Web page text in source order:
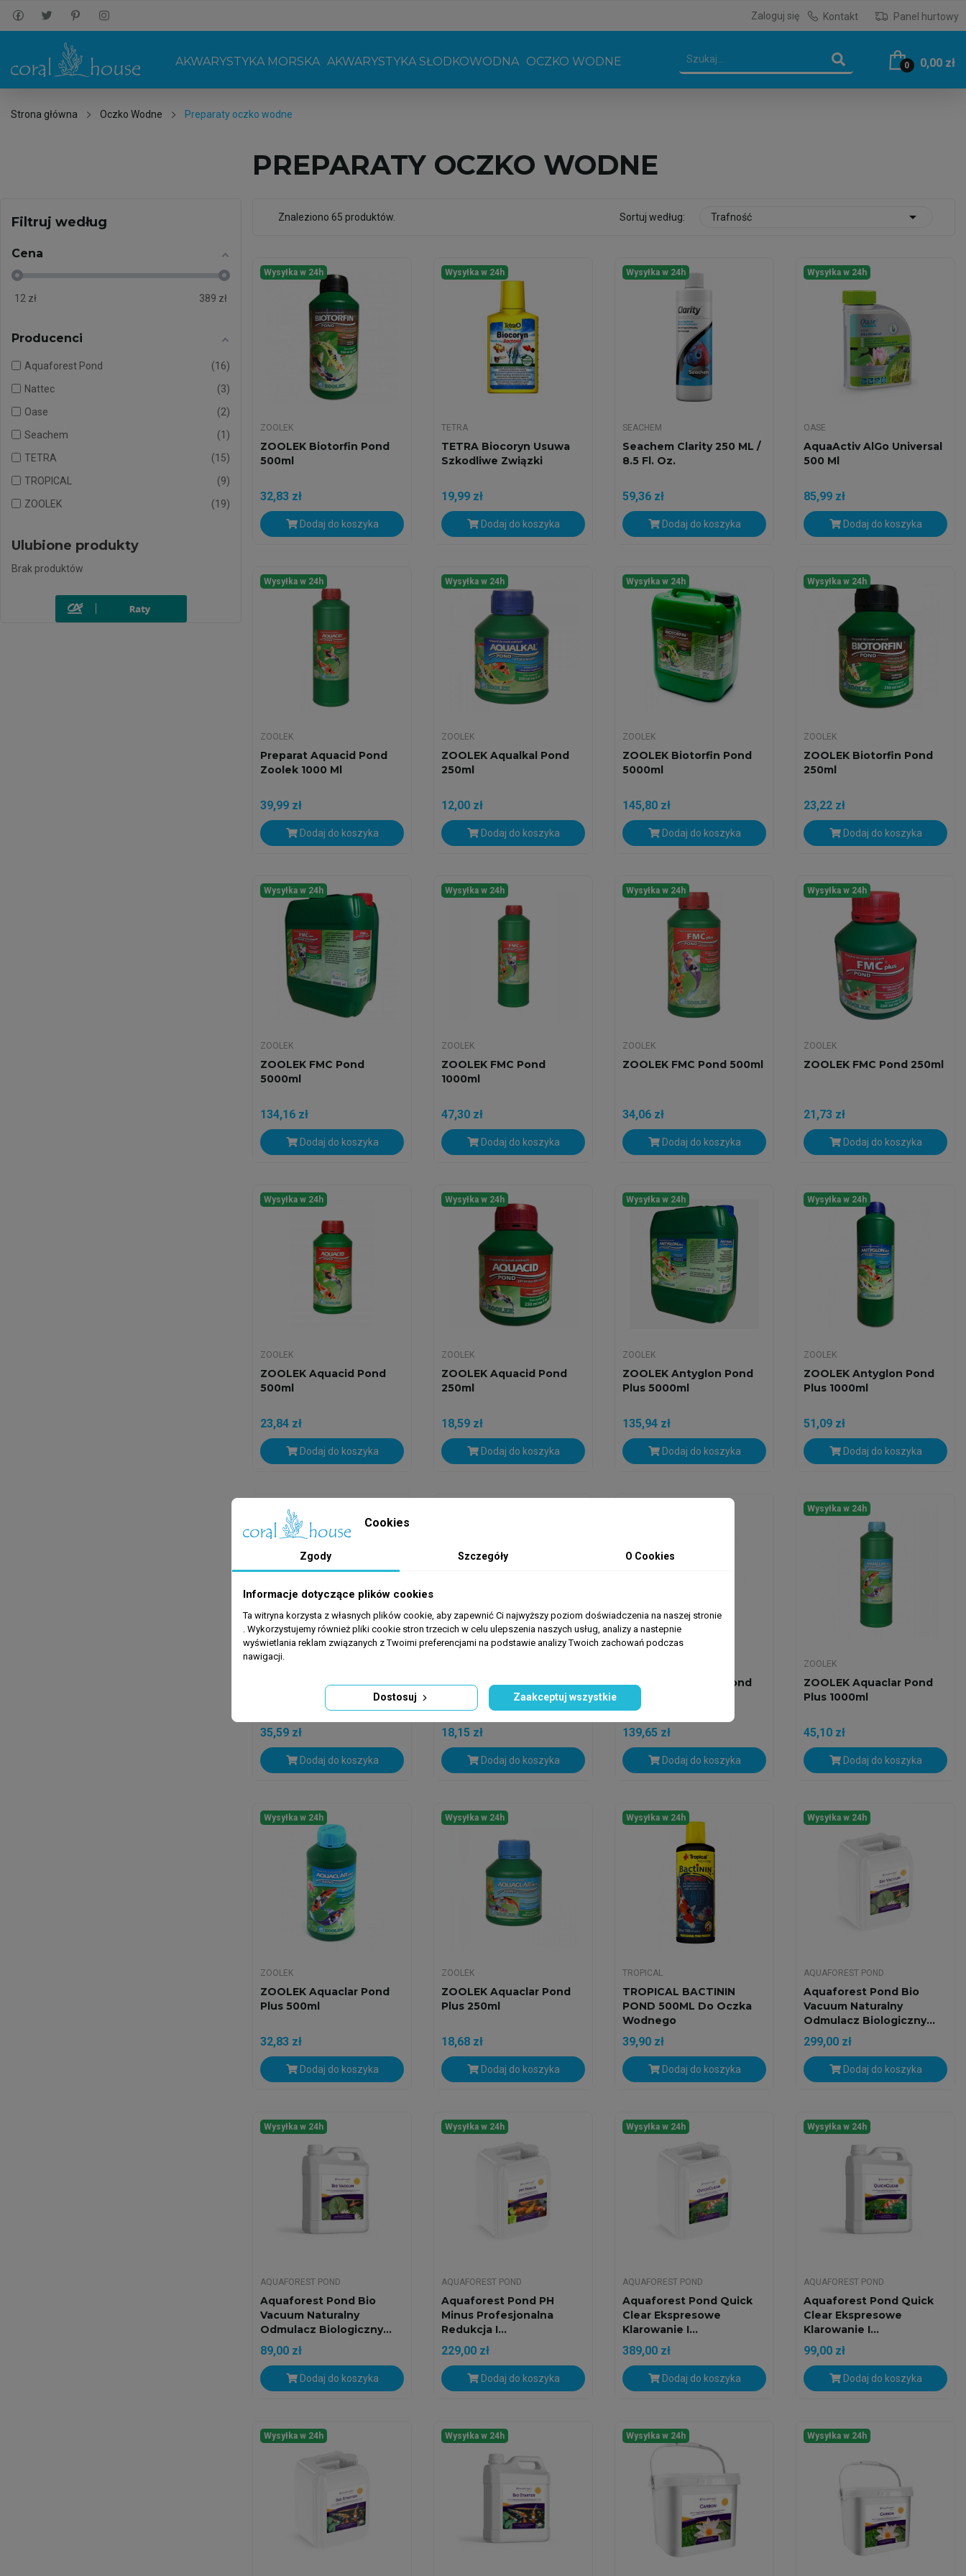
Zaloguj się Kontakt Panel hurtowy
AKWARYSTYKA MORSKA AKWARYSTYKA SŁODKOWODNA OCZKO WODNE 0 0,00 zł
Strona główna Oczko Wodne Preparaty oczko wodne
Filtruj według
Cena
12 zł 389 zł
Producenci
Aquaforest Pond
16
Nattec
3
Oase
2
Seachem
1
TETRA
15
TROPICAL
9
ZOOLEK
19
Ulubione produkty
Brak produktów
PREPARATY OCZKO WODNE
Znaleziono 65 produktów. Sortuj według: Trafność 
Wysyłka w 24h
ZOOLEK
ZOOLEK Biotorfin Pond
500ml
32,83 zł
Dodaj do koszyka
Wysyłka w 24h
TETRA
TETRA Biocoryn Usuwa
Szkodliwe Związki
19,99 zł
Dodaj do koszyka
Wysyłka w 24h
SEACHEM
Seachem Clarity 250 ML /
8.5 Fl. Oz.
59,36 zł
Dodaj do koszyka
Wysyłka w 24h
OASE
AquaActiv AlGo Universal
500 Ml
85,99 zł
Dodaj do koszyka
Wysyłka w 24h
ZOOLEK
Preparat Aquacid Pond
Zoolek 1000 Ml
39,99 zł
Dodaj do koszyka
Wysyłka w 24h
ZOOLEK
ZOOLEK Aqualkal Pond
250ml
12,00 zł
Dodaj do koszyka
Wysyłka w 24h
ZOOLEK
ZOOLEK Biotorfin Pond
5000ml
145,80 zł
Dodaj do koszyka
Wysyłka w 24h
ZOOLEK
ZOOLEK Biotorfin Pond
250ml
23,22 zł
Dodaj do koszyka
Wysyłka w 24h
ZOOLEK
ZOOLEK FMC Pond
5000ml
134,16 zł
Dodaj do koszyka
Wysyłka w 24h
ZOOLEK
ZOOLEK FMC Pond
1000ml
47,30 zł
Dodaj do koszyka
Wysyłka w 24h
ZOOLEK
ZOOLEK FMC Pond 500ml
34,06 zł
Dodaj do koszyka
Wysyłka w 24h
ZOOLEK
ZOOLEK FMC Pond 250ml
21,73 zł
Dodaj do koszyka
Wysyłka w 24h
ZOOLEK
ZOOLEK Aquacid Pond
500ml
23,84 zł
Dodaj do koszyka
Wysyłka w 24h
ZOOLEK
ZOOLEK Aquacid Pond
250ml
18,59 zł
Dodaj do koszyka
Wysyłka w 24h
ZOOLEK
ZOOLEK Antyglon Pond
Plus 5000ml
135,94 zł
Dodaj do koszyka
Wysyłka w 24h
ZOOLEK
ZOOLEK Antyglon Pond
Plus 1000ml
51,09 zł
Dodaj do koszyka
Wysyłka w 24h
ZOOLEK
ZOOLEK Antyglon Pond
35,59 zł
Dodaj do koszyka
ZOOLEK Antyglon Pond
18,15 zł
Dodaj do koszyka
ZOOLEK Aquaclar Pond
139,65 zł
Dodaj do koszyka
Wysyłka w 24h
ZOOLEK
ZOOLEK Aquaclar Pond
Plus 1000ml
45,10 zł
Dodaj do koszyka
Wysyłka w 24h
ZOOLEK
ZOOLEK Aquaclar Pond
Plus 500ml
32,83 zł
Dodaj do koszyka
Wysyłka w 24h
ZOOLEK
ZOOLEK Aquaclar Pond
Plus 250ml
18,68 zł
Dodaj do koszyka
Wysyłka w 24h
TROPICAL
TROPICAL BACTININ
POND 500ML Do Oczka
Wodnego
39,90 zł
Dodaj do koszyka
Wysyłka w 24h
AQUAFOREST POND
Aquaforest Pond Bio
Vacuum Naturalny
Odmulacz Biologiczny...
299,00 zł
Dodaj do koszyka
Wysyłka w 24h
AQUAFOREST POND
Aquaforest Pond Bio
Vacuum Naturalny
Odmulacz Biologiczny...
89,00 zł
Dodaj do koszyka
Wysyłka w 24h
AQUAFOREST POND
Aquaforest Pond PH
Minus Profesjonalna
Redukcja I...
229,00 zł
Dodaj do koszyka
Wysyłka w 24h
AQUAFOREST POND
Aquaforest Pond Quick
Clear Ekspresowe
Klarowanie I...
389,00 zł
Dodaj do koszyka
Wysyłka w 24h
AQUAFOREST POND
Aquaforest Pond Quick
Clear Ekspresowe
Klarowanie I...
99,00 zł
Dodaj do koszyka
Wysyłka w 24h Wysyłka w 24h Wysyłka w 24h Wysyłka w 24h
Cookies
Zgody Szczegóły O Cookies
Informacje dotyczące plików cookies
Ta witryna korzysta z własnych plików cookie, aby zapewnić Ci najwyższy poziom doświadczenia na naszej stronie
. Wykorzystujemy również pliki cookie stron trzecich w celu ulepszenia naszych usług, analizy a nastepnie
wyświetlania reklam związanych z Twoimi preferencjami na podstawie analizy Twoich zachowań podczas
nawigacji.
Dostosuj Zaakceptuj wszystkie